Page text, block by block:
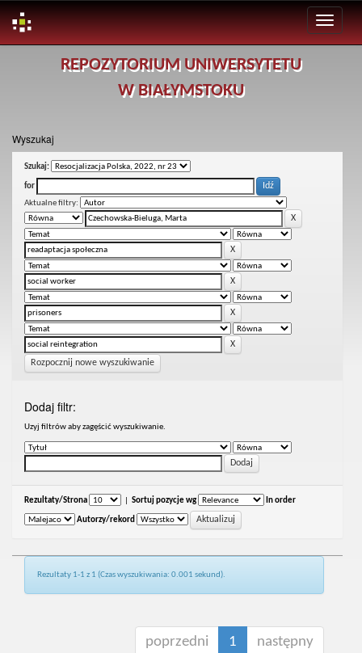
REPOZYTORIUM UNIWERSYTETU
W BIAŁYMSTOKU
Wyszukaj
Szukaj:
for
Aktualne filtry:
Rozpocznij nowe wyszukiwanie
Dodaj filtr:
Uzyj filtrów aby zagęścić wyszukiwanie.
Rezultaty/Strona Sortuj pozycje wg In order
Autorzy/rekord
Rezultaty 1-1 z 1 (Czas wyszukiwania: 0.001 sekund).
poprzedni 1 następny